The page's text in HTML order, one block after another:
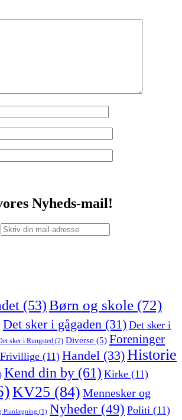
Nyheds-mail!
(53)Børn og skole (72)
Det sker i gågaden (31) Det sker i
sker i Rungsted (2) Diverse (5) Foreninger
Frivillige (11) Handel (33)Historie
Kend din by (61) Kirke (11)
KV25 (84) Mennesker og
Planlægning (1) Nyheder (49) Politi (11)